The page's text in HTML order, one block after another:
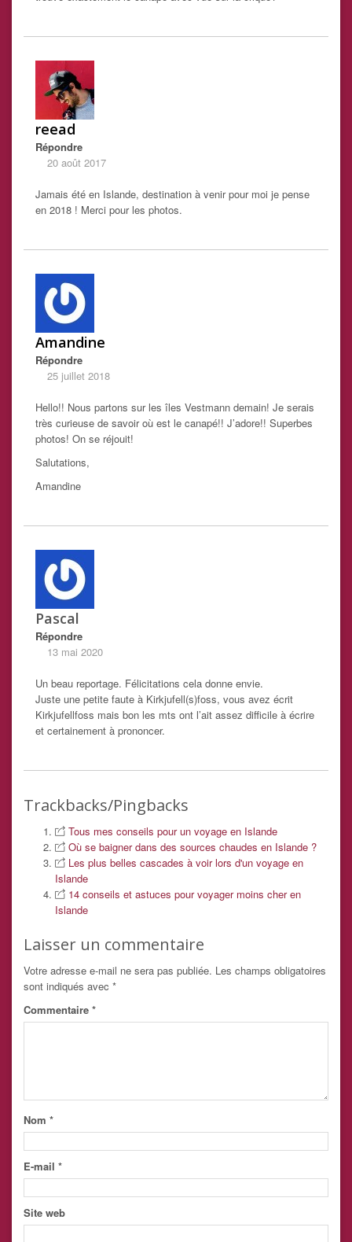
reead
Répondre
20 août 2017
Jamais été en Islande, destination à venir pour moi je pense
en 2018 ! Merci pour les photos.
Amandine
Répondre
25 juillet 2018
Hello!! Nous partons sur les îles Vestmann demain! Je serais
très curieuse de savoir où est le canapé!! J’adore!! Superbes
photos! On se réjouit!
Salutations,
Amandine
Pascal
Répondre
13 mai 2020
Un beau reportage. Félicitations cela donne envie.
Juste une petite faute à Kirkjufell(s)foss, vous avez écrit
Kirkjufellfoss mais bon les mts ont l’ait assez difficile à écrire
et certainement à prononcer.
Trackbacks/Pingbacks
Tous mes conseils pour un voyage en Islande
Où se baigner dans des sources chaudes en Islande ?
Les plus belles cascades à voir lors d'un voyage en
Islande
14 conseils et astuces pour voyager moins cher en
Islande
Laisser un commentaire
Votre adresse e-mail ne sera pas publiée. Les champs obligatoires
sont indiqués avec *
Commentaire *
Nom *
E-mail *
Site web